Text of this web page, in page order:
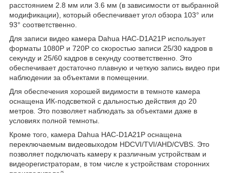
расстоянием 2.8 мм или 3.6 мм (в зависимости от выбранной
модификации), который обеспечивает угол обзора 103° или
93° соответственно.
Для записи видео камера Dahua HAC-D1A21P использует
форматы 1080P и 720P со скоростью записи 25/30 кадров в
секунду и 25/60 кадров в секунду соответственно. Это
обеспечивает достаточно плавную и четкую запись видео при
наблюдении за объектами в помещении.
Для обеспечения хорошей видимости в темноте камера
оснащена ИК-подсветкой с дальностью действия до 20
метров. Это позволяет наблюдать за объектами даже в
условиях полной темноты.
Кроме того, камера Dahua HAC-D1A21P оснащена
переключаемым видеовыходом HDCVI/TVI/AHD/CVBS. Это
позволяет подключать камеру к различным устройствам и
видеорегистраторам, в том числе к устройствам сторонних